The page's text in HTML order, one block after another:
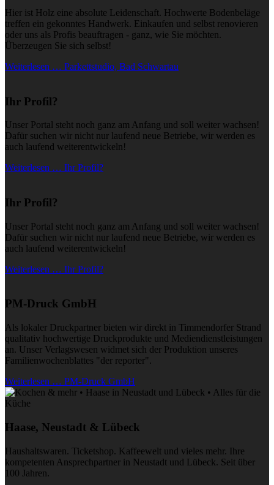
Hier ist Holz eine absolute Leidenschaft. Hochwerte Bodenbeläge
treffen ein gekonntes Handwerk. Einkaufen und selbst renovieren
oder uns als Profis beauftragen - ganz, wie Sie möchten.
Überzeugen Sie sich selbst!
Weiterlesen … Parkettstudio, Bad Schwartau
Ihr Profil?
Unser Portal steht noch ganz am Anfang und soll weiter wachsen!
Dafür suchen wir nicht nur laufend neue Betriebe, wir werden es
auch laufend weiterentwickeln!
Weiterlesen … Ihr Profil?
Ihr Profil?
Unser Portal steht noch ganz am Anfang und soll weiter wachsen!
Dafür suchen wir nicht nur laufend neue Betriebe, wir werden es
auch laufend weiterentwickeln!
Weiterlesen … Ihr Profil?
PM-Druck GmbH
Als lokaler Druckpartner bieten wir direkt in Timmendorfer Strand
qualitativ hochwertige Druckprodukte und Mediendienstleistungen
an. Unser Verlagswesen widmet sich der Produktion unseres
Familienwochenblattes "der reporter".
Weiterlesen … PM-Druck GmbH
Haase, Neustadt & Lübeck
Haushaltswaren. Ticketshop. Kaffeewelt und vieles mehr. Ihre
kompetenten Ansprechpartner in Neustadt und Lübeck. Seit über
100 Jahren.